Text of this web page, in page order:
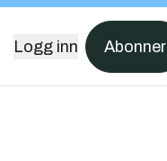
Logg inn Abonner